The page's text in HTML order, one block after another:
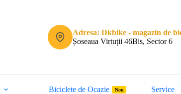
Adresa: Dkbike - magazin de
Șoseaua Virtuții 46Bis, Sector 6
Biciclete de Ocazie Nou Service